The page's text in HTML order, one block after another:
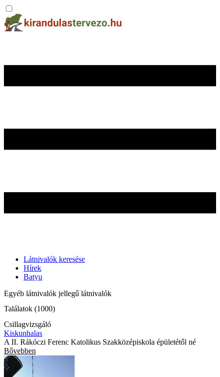
Látnivalók keresése
Hírek
Batyu
Egyéb látnivalók jellegű látnivalók
Találatok (1000)
Csillagvizsgáló
Kiskunhalas
A II. Rákóczi Ferenc Katolikus Szakközépiskola épületétől né
Bővebben